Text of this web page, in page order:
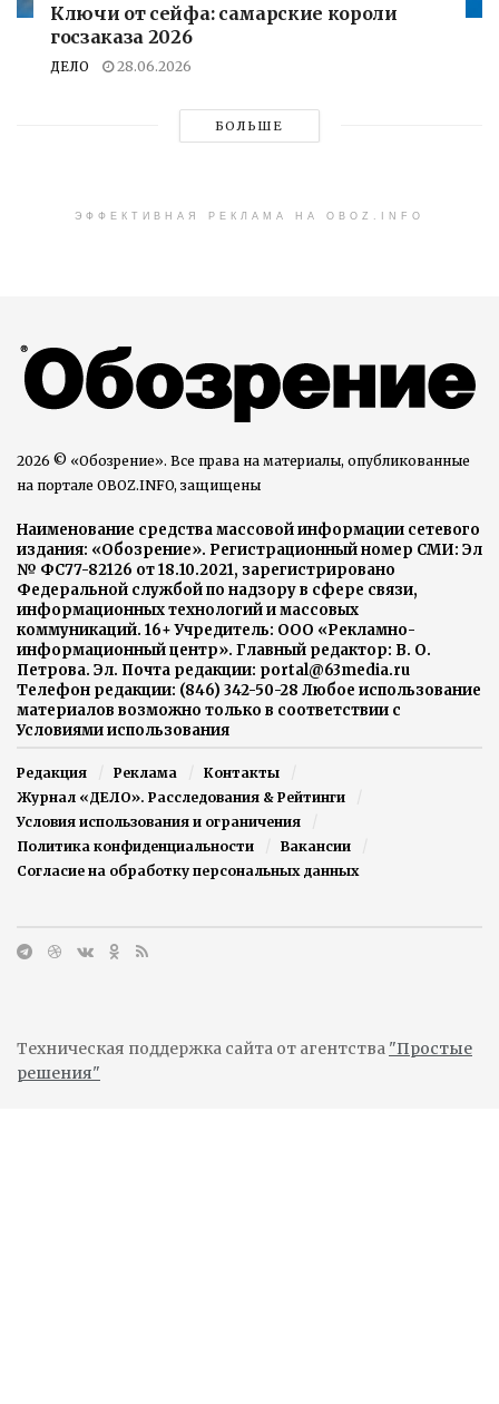
Ключи от сейфа: самарские короли
госзаказа 2026
ДЕЛО 28.06.2026
БОЛЬШЕ
ЭФФЕКТИВНАЯ РЕКЛАМА НА OBOZ.INFO
2026 © «Обозрение». Все права на материалы, опубликованные
на портале OBOZ.INFO, защищены
Наименование средства массовой информации сетевого
издания: «Обозрение». Регистрационный номер СМИ: Эл
№ ФС77-82126 от 18.10.2021, зарегистрировано
Федеральной службой по надзору в сфере связи,
информационных технологий и массовых
коммуникаций. 16+ Учредитель: ООО «Рекламно-
информационный центр». Главный редактор: В. О.
Петрова. Эл. Почта редакции: portal@63media.ru
Телефон редакции: (846) 342-50-28 Любое использование
материалов возможно только в соответствии с
Условиями использования
Редакция Реклама
Контакты
Журнал «ДЕЛО». Расследования & Рейтинги
Условия использования и ограничения
Политика конфиденциальности
Вакансии
Согласие на обработку персональных данных
Техническая поддержка сайта от агентства "Простые
решения"